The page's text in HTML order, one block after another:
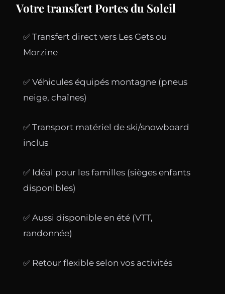
Votre transfert Portes du Soleil
✅ Transfert direct vers Les Gets ou
Morzine
✅ Véhicules équipés montagne (pneus
neige, chaînes)
✅ Transport matériel de ski/snowboard
inclus
✅ Idéal pour les familles (sièges enfants
disponibles)
✅ Aussi disponible en été (VTT,
randonnée)
✅ Retour flexible selon vos activités